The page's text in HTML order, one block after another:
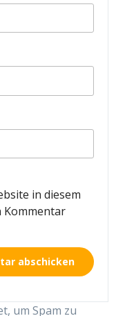
in diesem
Kommentar
um Spam zu